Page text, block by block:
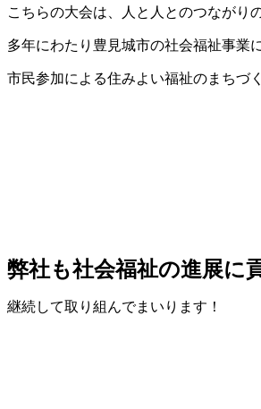
こちらの大会は、人と人とのつながり
多年にわたり豊見城市の社会福祉事業
市民参加による住みよい福祉のまちづ
弊社も社会福祉の進展に
継続して取り組んでまいります！